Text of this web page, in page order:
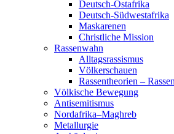
Deutsch-Ostafrika
Deutsch-Südwestafrika
Maskarenen
Christliche Mission
Rassenwahn
Alltagsrassismus
Völkerschauen
Rassentheorien –
Völkische Bewegung
Antisemitismus
Nordafrika–Maghreb
Metallurgie